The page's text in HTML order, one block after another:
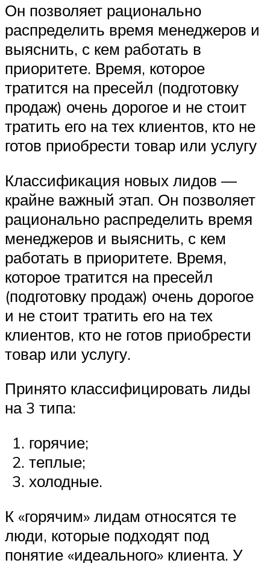
Он позволяет рационально
распределить время менеджеров и
выяснить, с кем работать в
приоритете. Время, которое
тратится на пресейл (подготовку
продаж) очень дорогое и не стоит
тратить его на тех клиентов, кто не
готов приобрести товар или услугу
Классификация новых лидов —
крайне важный этап. Он позволяет
рационально распределить время
менеджеров и выяснить, с кем
работать в приоритете. Время,
которое тратится на пресейл
(подготовку продаж) очень дорогое
и не стоит тратить его на тех
клиентов, кто не готов приобрести
товар или услугу.
Принято классифицировать лиды
на 3 типа:
горячие;
теплые;
холодные.
К «горячим» лидам относятся те
люди, которые подходят под
понятие «идеального» клиента. У